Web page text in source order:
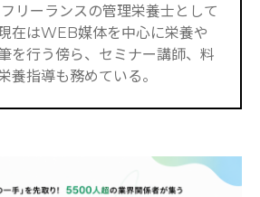
リーランスの管理栄養士として
在はWEB媒体を中心に栄養や
を行う傍ら、セミナー講師、料
養指導も務めている。